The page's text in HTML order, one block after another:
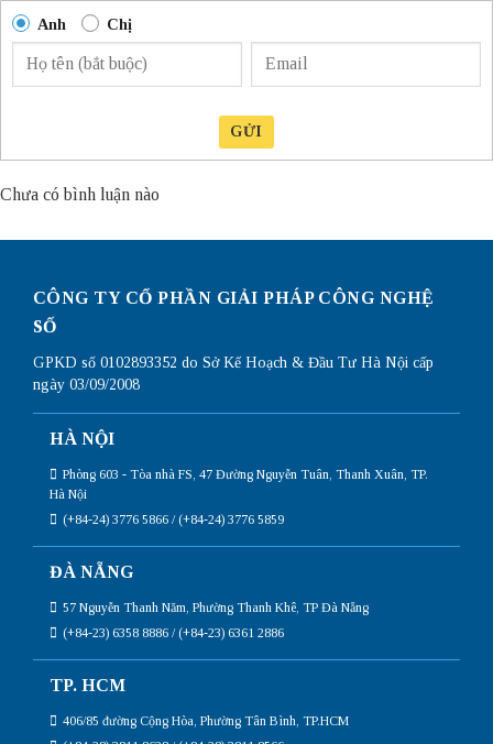
Anh Chị
GỬI
Chưa có bình luận nào
CÔNG TY CỔ PHẦN GIẢI PHÁP CÔNG NGHỆ
SỐ
GPKD số 0102893352 do Sở Kế Hoạch & Đầu Tư Hà Nội cấp
ngày 03/09/2008
HÀ NỘI
Phòng 603 - Tòa nhà FS, 47 Đường Nguyễn Tuân, Thanh Xuân, TP.
Hà Nội
(+84-24) 3776 5866 / (+84-24) 3776 5859
ĐÀ NẴNG
57 Nguyễn Thanh Năm, Phường Thanh Khê, TP Đà Nẵng
(+84-23) 6358 8886 / (+84-23) 6361 2886
TP. HCM
406/85 đường Cộng Hòa, Phường Tân Bình, TP.HCM